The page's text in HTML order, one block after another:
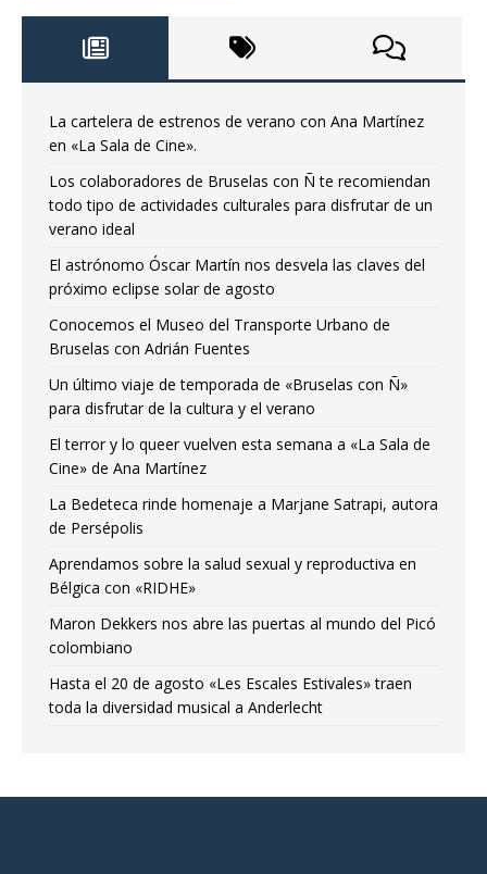
La cartelera de estrenos de verano con Ana Martínez
en «La Sala de Cine».
Los colaboradores de Bruselas con Ñ te recomiendan
todo tipo de actividades culturales para disfrutar de un
verano ideal
El astrónomo Óscar Martín nos desvela las claves del
próximo eclipse solar de agosto
Conocemos el Museo del Transporte Urbano de
Bruselas con Adrián Fuentes
Un último viaje de temporada de «Bruselas con Ñ»
para disfrutar de la cultura y el verano
El terror y lo queer vuelven esta semana a «La Sala de
Cine» de Ana Martínez
La Bedeteca rinde homenaje a Marjane Satrapi, autora
de Persépolis
Aprendamos sobre la salud sexual y reproductiva en
Bélgica con «RIDHE»
Maron Dekkers nos abre las puertas al mundo del Picó
colombiano
Hasta el 20 de agosto «Les Escales Estivales» traen
toda la diversidad musical a Anderlecht